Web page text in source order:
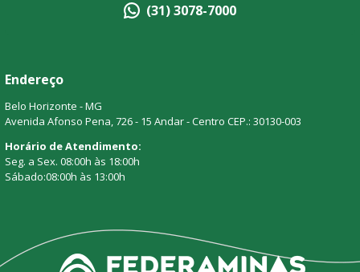
(31) 3078-7000
Endereço
Belo Horizonte - MG
Avenida Afonso Pena, 726 - 15 Andar - Centro CEP.: 30130-003
Horário de Atendimento:
Seg. a Sex. 08:00h às 18:00h
Sábado:08:00h às 13:00h